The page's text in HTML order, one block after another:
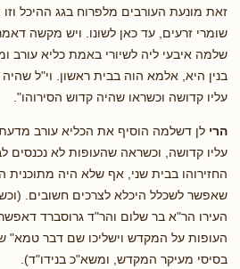
זאת מונעת העורבים מלפרוח בגג ההיכל וזו
שומרי זרעים, עד כאן לשונו. ויש מקשה
שלמה איבעי ליה לשיורי באמת כליא עורב
בנין היא, אלמא הוה בבית ראשון. וי"ל
עליו קדושה וכשראו שהיה קדוש הסירוהו".
הרי לן דשלמה הוסיף את הכליא עורב
עליו קדושה, וכשראה שהעופות לא נכנסים
החזירוהו בבית שני, אף שלא היה מתוכנית
שאפשר לשכלל היכלא לצרכים חשובים.
העירו הר"א בר שלום והר"ד גרוסברד
העופות על המקדש וישליכו שם דבר טמא"
בסיסי מעיקר המקדש, ומשא"כ בנידו"ד).